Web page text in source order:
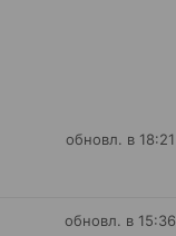
обновл. в 18:21
обновл. в 15:36